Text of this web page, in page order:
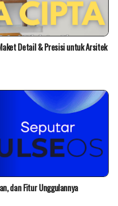
Detail & Presisi untuk Arsitek
dan Fitur Unggulannya